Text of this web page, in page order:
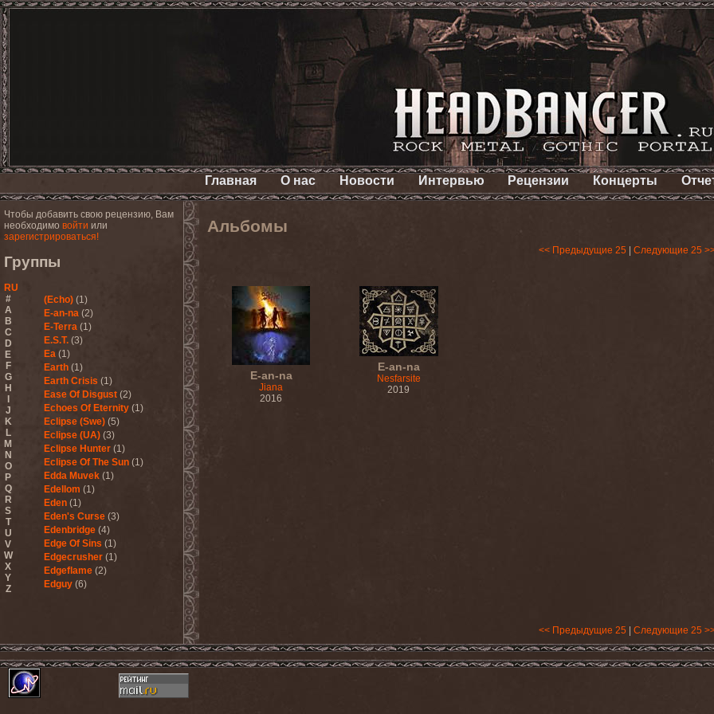
Главная О нас Новости Интервью Рецензии Концерты
Чтобы добавить свою рецензию, Вам
необходимо войти или
зарегистрироваться!
Группы
RU
#
A
B
C
D
E
F
G
H
J
K
L
M
N
O
P
Q
R
S
T
U
V
W
X
Y
Z
(Echo) (1)
E-an-na (2)
E-Terra (1)
E.S.T. (3)
Ea (1)
Earth (1)
Earth Crisis (1)
Ease Of Disgust (2)
Echoes Of Eternity (1)
Eclipse (Swe) (5)
Eclipse (UA) (3)
Eclipse Hunter (1)
Eclipse Of The Sun (1)
Edda Muvek (1)
Edellom (1)
Eden (1)
Eden's Curse (3)
Edenbridge (4)
Edge Of Sins (1)
Edgecrusher (1)
Edgeflame (2)
Edguy (6)
Einherjer (3)
Einsturzende Neubauten (1)
Альбомы
<< Предыдущие 25 Следующие 25
E-an-na
Jiana
2016
E-an-na
Nesfarsite
2019
<< Предыдущие 25 Следующие 25